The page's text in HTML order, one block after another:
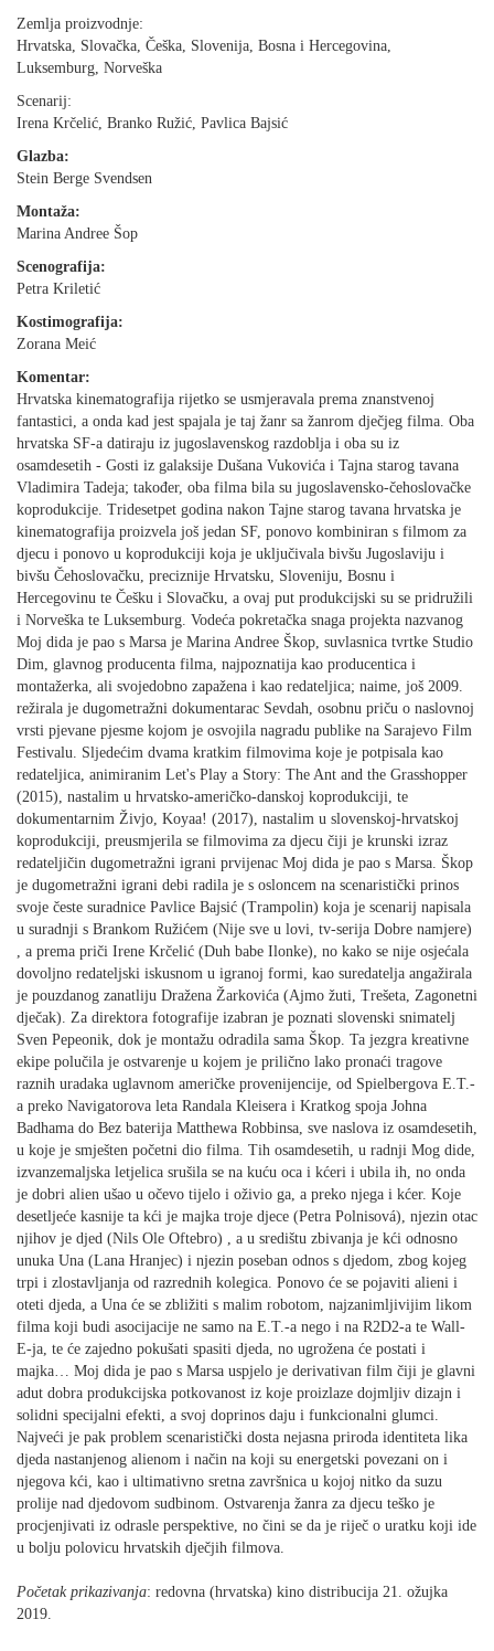
Zemlja proizvodnje:
Hrvatska, Slovačka, Češka, Slovenija, Bosna i Hercegovina,
Luksemburg, Norveška
Scenarij:
Irena Krčelić, Branko Ružić, Pavlica Bajsić
Glazba:
Stein Berge Svendsen
Montaža:
Marina Andree Šop
Scenografija:
Petra Kriletić
Kostimografija:
Zorana Meić
Komentar:
Hrvatska kinematografija rijetko se usmjeravala prema znanstvenoj
fantastici, a onda kad jest spajala je taj žanr sa žanrom dječjeg filma. Oba
hrvatska SF-a datiraju iz jugoslavenskog razdoblja i oba su iz
osamdesetih - Gosti iz galaksije Dušana Vukovića i Tajna starog tavana
Vladimira Tadeja; također, oba filma bila su jugoslavensko-čehoslovačke
koprodukcije. Tridesetpet godina nakon Tajne starog tavana hrvatska je
kinematografija proizvela još jedan SF, ponovo kombiniran s filmom za
djecu i ponovo u koprodukciji koja je uključivala bivšu Jugoslaviju i
bivšu Čehoslovačku, preciznije Hrvatsku, Sloveniju, Bosnu i
Hercegovinu te Češku i Slovačku, a ovaj put produkcijski su se pridružili
i Norveška te Luksemburg. Vodeća pokretačka snaga projekta nazvanog
Moj dida je pao s Marsa je Marina Andree Škop, suvlasnica tvrtke Studio
Dim, glavnog producenta filma, najpoznatija kao producentica i
montažerka, ali svojedobno zapažena i kao redateljica; naime, još 2009.
režirala je dugometražni dokumentarac Sevdah, osobnu priču o naslovnoj
vrsti pjevane pjesme kojom je osvojila nagradu publike na Sarajevo Film
Festivalu. Sljedećim dvama kratkim filmovima koje je potpisala kao
redateljica, animiranim Let's Play a Story: The Ant and the Grasshopper
(2015), nastalim u hrvatsko-američko-danskoj koprodukciji, te
dokumentarnim Živjo, Koyaa! (2017), nastalim u slovenskoj-hrvatskoj
koprodukciji, preusmjerila se filmovima za djecu čiji je krunski izraz
redateljičin dugometražni igrani prvijenac Moj dida je pao s Marsa. Škop
je dugometražni igrani debi radila je s osloncem na scenaristički prinos
svoje česte suradnice Pavlice Bajsić (Trampolin) koja je scenarij napisala
u suradnji s Brankom Ružićem (Nije sve u lovi, tv-serija Dobre namjere)
, a prema priči Irene Krčelić (Duh babe Ilonke), no kako se nije osjećala
dovoljno redateljski iskusnom u igranoj formi, kao suredatelja angažirala
je pouzdanog zanatliju Dražena Žarkovića (Ajmo žuti, Trešeta, Zagonetni
dječak). Za direktora fotografije izabran je poznati slovenski snimatelj
Sven Pepeonik, dok je montažu odradila sama Škop. Ta jezgra kreativne
ekipe polučila je ostvarenje u kojem je prilično lako pronaći tragove
raznih uradaka uglavnom američke provenijencije, od Spielbergova E.T.-
a preko Navigatorova leta Randala Kleisera i Kratkog spoja Johna
Badhama do Bez baterija Matthewa Robbinsa, sve naslova iz osamdesetih,
u koje je smješten početni dio filma. Tih osamdesetih, u radnji Mog dide,
izvanzemaljska letjelica srušila se na kuću oca i kćeri i ubila ih, no onda
je dobri alien ušao u očevo tijelo i oživio ga, a preko njega i kćer. Koje
desetljeće kasnije ta kći je majka troje djece (Petra Polnisová), njezin otac
njihov je djed (Nils Ole Oftebro) , a u središtu zbivanja je kći odnosno
unuka Una (Lana Hranjec) i njezin poseban odnos s djedom, zbog kojeg
trpi i zlostavljanja od razrednih kolegica. Ponovo će se pojaviti alieni i
oteti djeda, a Una će se zbližiti s malim robotom, najzanimljivijim likom
filma koji budi asocijacije ne samo na E.T.-a nego i na R2D2-a te Wall-
E-ja, te će zajedno pokušati spasiti djeda, no ugrožena će postati i
majka… Moj dida je pao s Marsa uspjelo je derivativan film čiji je glavni
adut dobra produkcijska potkovanost iz koje proizlaze dojmljiv dizajn i
solidni specijalni efekti, a svoj doprinos daju i funkcionalni glumci.
Najveći je pak problem scenaristički dosta nejasna priroda identiteta lika
djeda nastanjenog alienom i način na koji su energetski povezani on i
njegova kći, kao i ultimativno sretna završnica u kojoj nitko da suzu
prolije nad djedovom sudbinom. Ostvarenja žanra za djecu teško je
procjenjivati iz odrasle perspektive, no čini se da je riječ o uratku koji ide
u bolju polovicu hrvatskih dječjih filmova.
Početak prikazivanja: redovna (hrvatska) kino distribucija 21. ožujka
2019.